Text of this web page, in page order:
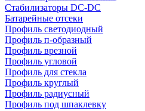
Стабилизаторы DC-DC
Батарейные отсеки
Профиль светодиодный
Профиль п-образный
Профиль врезной
Профиль угловой
Профиль для стекла
Профиль круглый
Профиль радиусный
Профиль под шпаклевку